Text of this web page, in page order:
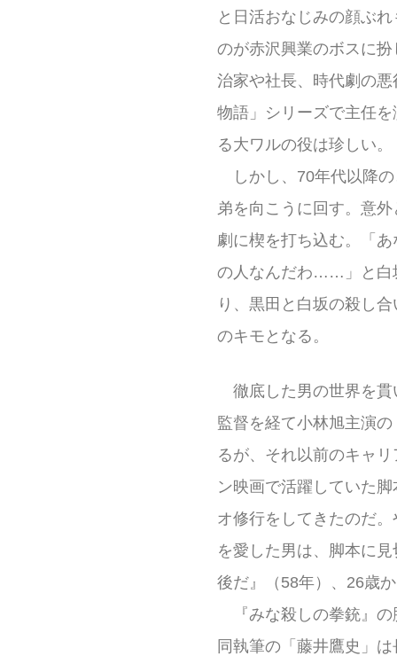
と日活おなじみの顔ぶ
のが赤沢興業のボスに
治家や社長、時代劇の
物語」シリーズで主任
る大ワルの役は珍しい。
しかし、70年代以降の
弟を向こうに回す。意
劇に楔を打ち込む。「
の人なんだわ……」と白
り、黒田と白坂の殺し
のキモとなる。
徹底した男の世界を貫
監督を経て小林旭主演
るが、それ以前のキャ
ン映画で活躍していた
オ修行をしてきたのだ
を愛した男は、脚本に
後だ』（58年）、26歳
『みな殺しの拳銃』の
同執筆の「藤井鷹史」